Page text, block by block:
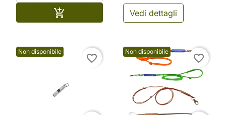
 Aggiungi al carrelloVedi dettagli
Non disponibile
favorite_border
Non disponibile
favorite_border